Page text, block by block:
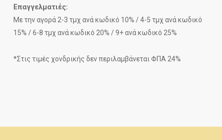
Επαγγελματιές:
Με την αγορά 2-3 τμχ ανά κωδικό 10% / 4-5 τμχ ανά κωδικό
15% / 6-8 τμχ ανά κωδικό 20% / 9+ ανά κωδικό 25%
*Στις τιμές χονδρικής δεν περιλαμβάνεται ΦΠΑ 24%